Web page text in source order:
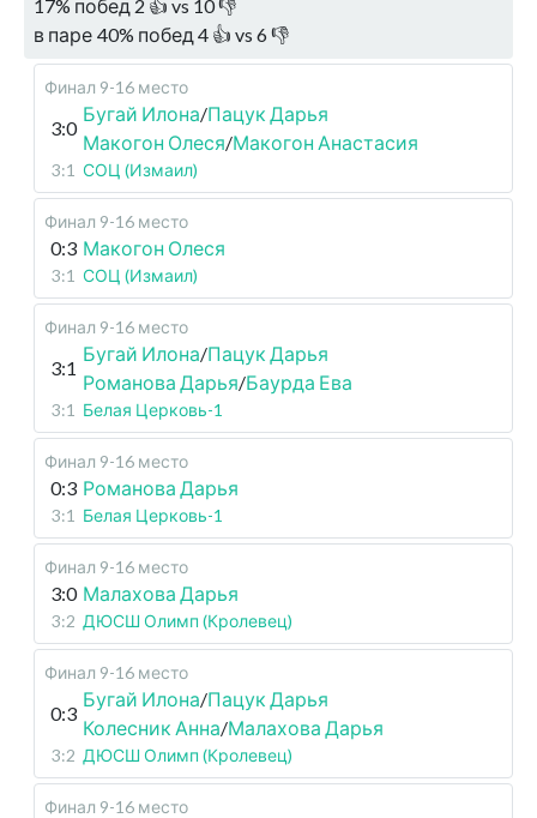
17% побед 2 👍 vs 10👎
в паре 40% побед 4 👍 vs 6👎
Финал 9-16 место
3:0
Бугай Илона/Пацук Дарья
Макогон Олеся/Макогон Анастасия
3:1 СОЦ (Измаил)
Финал 9-16 место
0:3 Макогон Олеся
3:1 СОЦ (Измаил)
Финал 9-16 место
3:1
Бугай Илона/Пацук Дарья
Романова Дарья/Баурда Ева
3:1 Белая Церковь-1
Финал 9-16 место
0:3 Романова Дарья
3:1 Белая Церковь-1
Финал 9-16 место
3:0 Малахова Дарья
3:2 ДЮСШ Олимп (Кролевец)
Финал 9-16 место
0:3
Бугай Илона/Пацук Дарья
Колесник Анна/Малахова Дарья
3:2 ДЮСШ Олимп (Кролевец)
Финал 9-16 место